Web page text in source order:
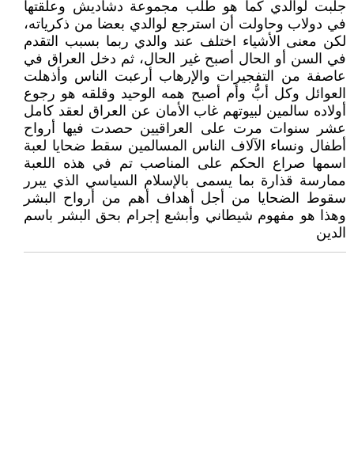
جلبت لوالدي كما هو طلب مجموعة دشاديش وعلقتها
في دولاب وحاولت أن استرجع لوالدي بعضا من ذكرياته،
لكن معنى الأشياء اختلف عند والدي ربما بسبب التقدم
في السن أو الحال أصبح غير الحال، ثم دخل العراق في
عاصفة من التفجيرات والإرهاب أرعبت الناس وأذهلت
العوائل وكل أبُّ وأم أصبح همه الوحيد وقلقه هو رجوع
أولاده سالمين لبيوتهم غاب الأمان عن العراق لعقد كامل
عشر سنوات مرت على العراقيين حصدت فيها أرواح
أطفال ونساء الآلاف الناس المسالمين سقط ضحايا لعبة
اسمها صراع الحكم على المناصب تم في هذه اللعبة
ممارسة قذارة بما يسمى بالإسلام السياسي الذي يبرر
سقوط الضحايا من أجل أهداف أهم من أرواح البشر
وهذا هو مفهوم شيطاني وأبشع إجرام بحق البشر باسم
الدين